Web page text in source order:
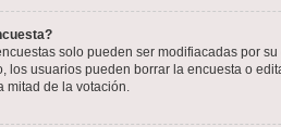
solo pueden ser modifiacadas por
los usuarios pueden borrar la encuesta o
mitad de la votación.